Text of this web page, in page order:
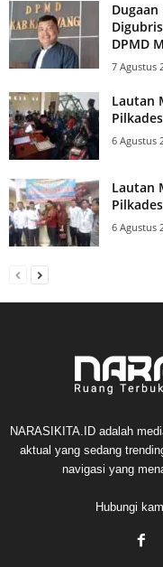
Dugaan
DPMD
7 Agustus
Lautan
6 Agustus
Lautan
6 Agustus
NARASIKITA.ID adalah
aktual yang sedang
navigasi yang
Hubungi